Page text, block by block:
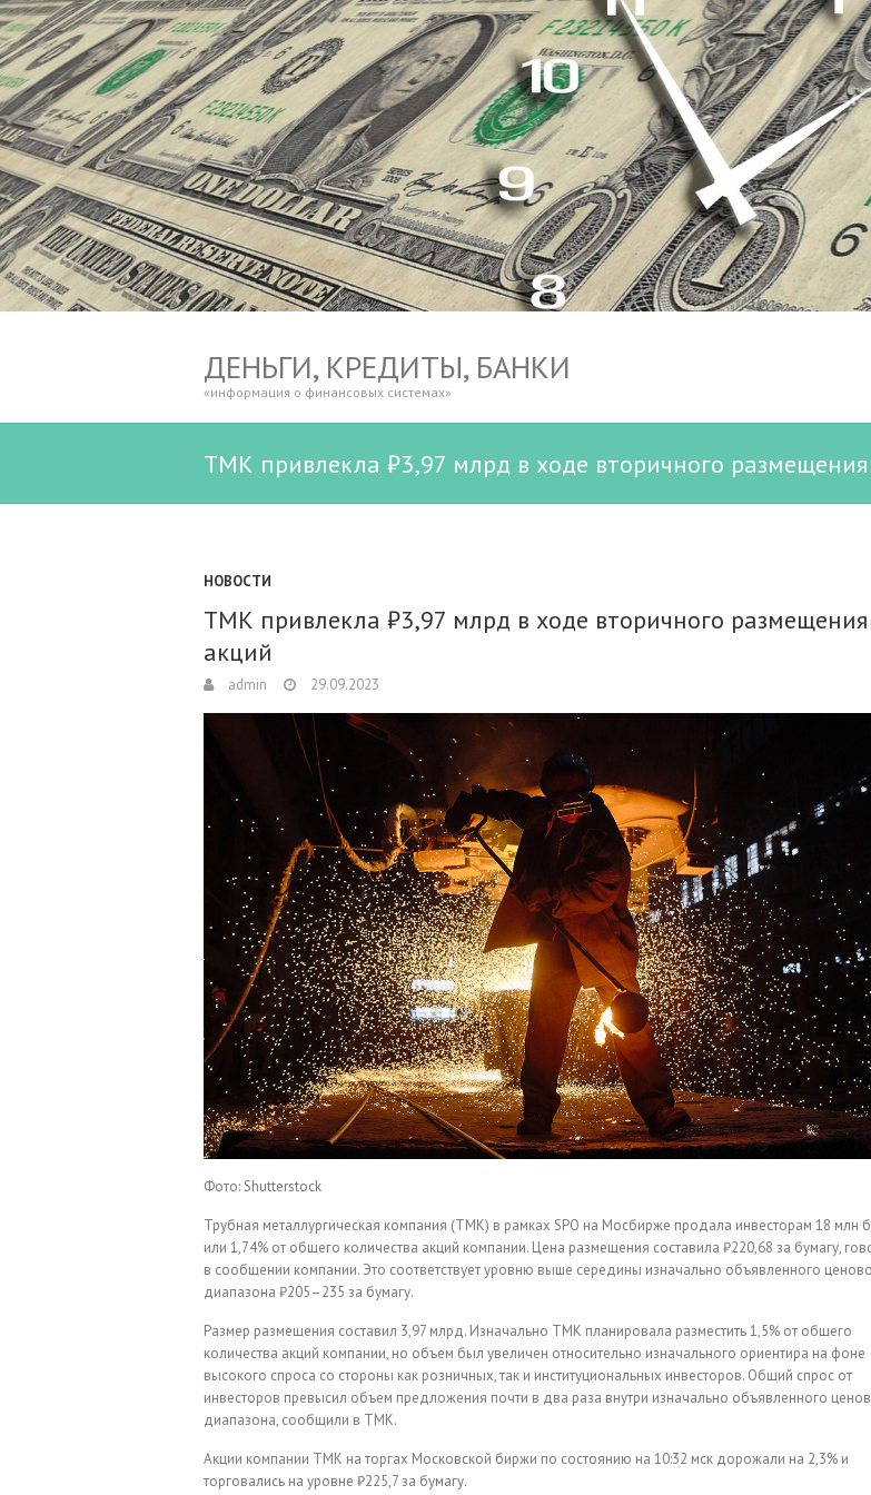
ДЕНЬГИ, КРЕДИТЫ, БАНКИ
«информация о финансовых системах»
ТМК привлекла ₽3,97 млрд в ходе вторичного
НОВОСТИ
ТМК привлекла ₽3,97 млрд в ходе вторичного размещения
акций
admin 29.09.2023
Фото: Shutterstock
Трубная металлургическая компания (ТМК) в рамках SPO на Мосбирже продала инвесторам 18 млн
или 1,74% от общего количества акций компании. Цена размещения составила ₽220,68 за бумагу,
в сообщении компании. Это соответствует уровню выше середины изначально объявленного
диапазона ₽205–235 за бумагу.
Размер размещения составил 3,97 млрд. Изначально ТМК планировала разместить 1,5% от общего
количества акций компании, но объем был увеличен относительно изначального ориентира на фоне
высокого спроса со стороны как розничных, так и институциональных инвесторов. Общий спрос от
инвесторов превысил объем предложения почти в два раза внутри изначально объявленного
диапазона, сообщили в ТМК.
Акции компании ТМК на торгах Московской биржи по состоянию на 10:32 мск дорожали на 2,3% и
торговались на уровне ₽225,7 за бумагу.